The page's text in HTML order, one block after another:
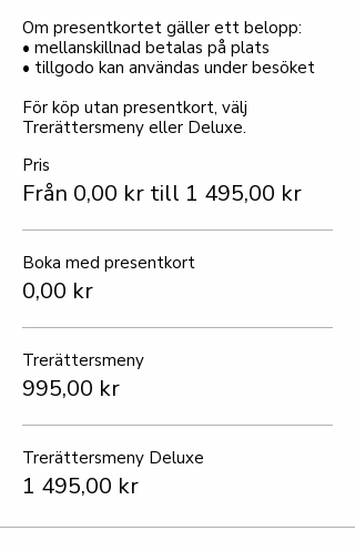
Om presentkortet gäller ett belopp:
• mellanskillnad betalas på plats
• tillgodo kan användas under besöket
För köp utan presentkort, välj
Trerättersmeny eller Deluxe.
Pris
Från 0,00 kr till 1 495,00 kr
Boka med presentkort
0,00 kr
Trerättersmeny
995,00 kr
Trerättersmeny Deluxe
1 495,00 kr